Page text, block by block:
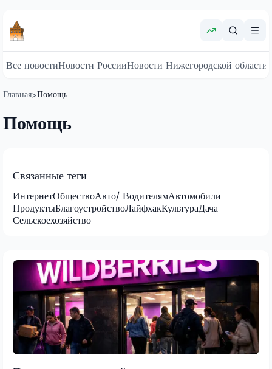
Все новостиНовости РоссииНовости Нижегородской области
Главная>Помощь
Помощь
Связанные теги
ИнтернетОбществоАвто/ ВодителямАвтомобили
ПродуктыБлагоустройствоЛайфхакКультураДача
Сельскоехозяйство